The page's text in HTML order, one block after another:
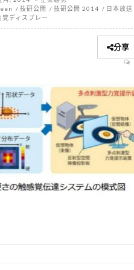
技研公開 技研公開 2014
日本放送
覚ディスプレー
分享